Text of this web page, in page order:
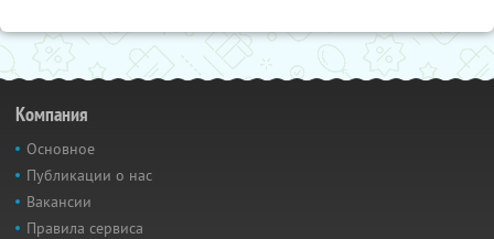
Компания
Основное
Публикации о нас
Вакансии
Правила сервиса